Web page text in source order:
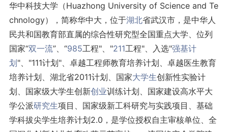
华中科技大学（Huazhong University of Science and Te
chnology），简称华中大，位于湖北省武汉市，是中华人
民共和国教育部直属的综合性研究型全国重点大学、位列
国家“双一流”、“985工程"、"211工程"、入选"强基计
划"、"111计划"、卓越工程师教育培养计划、卓越医生教育
培养计划、湖北省2011计划、国家大学生创新性实验计
划、国家级大学生创新创业训练计划、国家建设高水平大
学公派研究生项目、国家级新工科研究与实践项目、基础
学科拔尖学生培养计划2.0，是学位授权自主审核单位、全